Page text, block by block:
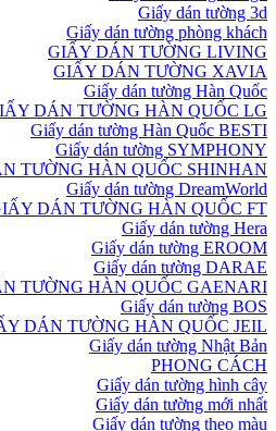
Giấy dán tường 3d
Giấy dán tường phòng khách
GIẤY DÁN TƯỜNG LIVING
GIẤY DÁN TƯỜNG XAVIA
Giấy dán tường Hàn Quốc
DÁN TƯỜNG HÀN QUỐC LG
Giấy dán tường Hàn Quốc BESTI
Giấy dán tường SYMPHONY
TƯỜNG HÀN QUỐC SHINHAN
Giấy dán tường DreamWorld
DÁN TƯỜNG HÀN QUỐC FT
Giấy dán tường Hera
Giấy dán tường EROOM
Giấy dán tường DARAE
TƯỜNG HÀN QUỐC GAENARI
Giấy dán tường BOS
DÁN TƯỜNG HÀN QUỐC JEIL
Giấy dán tường Nhật Bản
PHONG CÁCH
Giấy dán tường hình cây
Giấy dán tường mới nhất
Giấy dán tường theo màu